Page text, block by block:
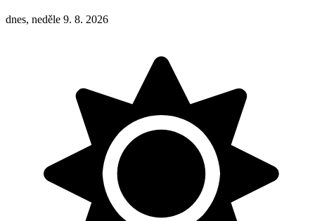
dnes, neděle 9. 8. 2026